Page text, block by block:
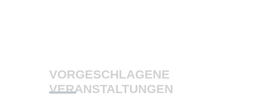
VORGESCHLAGENE
VERANSTALTUNGEN